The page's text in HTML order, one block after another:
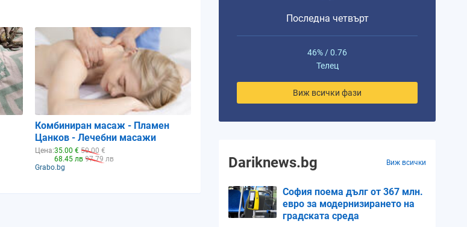
Комбиниран масаж - Пламен
Цанков - Лечебни масажи
Цена:35.00 € 50.00 €
68.45 лв 97.79 лв
Grabo.bg
Последна четвърт
46% / 0.76
Телец
Виж всички фази
Dariknews.bg Виж всички
София поема дълг от 367 млн.
евро за модернизирането на
градската среда